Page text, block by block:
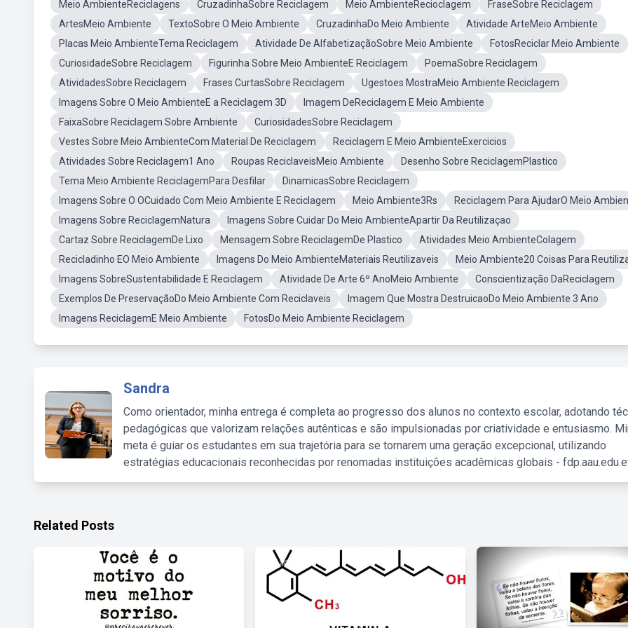
Meio AmbienteReciclagens
CruzadinhaSobre Reciclagem Meio AmbienteRecioclagem
FraseSobre Reciclagem
ArtesMeio Ambiente
TextoSobre O Meio Ambiente CruzadinhaDo Meio Ambiente
Atividade ArteMeio Ambiente
Placas Meio AmbienteTema Reciclagem
Atividade De AlfabetizaçãoSobre Meio Ambiente
FotosReciclar Meio Ambiente
CuriosidadeSobre Reciclagem
Figurinha Sobre Meio AmbienteE Reciclagem
PoemaSobre Reciclagem
AtividadesSobre Reciclagem
Frases CurtasSobre Reciclagem
Ugestoes MostraMeio Ambiente Reciclagem
Imagens Sobre O Meio AmbienteE a Reciclagem 3D
Imagem DeReciclagem E Meio Ambiente
FaixaSobre Reciclagem Sobre Ambiente
CuriosidadesSobre Reciclagem
Vestes Sobre Meio AmbienteCom Material De Reciclagem
Reciclagem E Meio AmbienteExercicios
Atividades Sobre Reciclagem1 Ano
Roupas ReciclaveisMeio Ambiente
Desenho Sobre ReciclagemPlastico
Tema Meio Ambiente ReciclagemPara Desfilar
DinamicasSobre Reciclagem
Imagens Sobre O OCuidado Com Meio Ambiente E Reciclagem
Meio Ambiente3Rs
Reciclagem Para AjudarO Meio
Imagens Sobre ReciclagemNatura
Imagens Sobre Cuidar Do Meio AmbienteApartir Da Reutilizaçao
Cartaz Sobre ReciclagemDe Lixo
Mensagem Sobre ReciclagemDe Plastico
Atividades Meio AmbienteColagem
Recicladinho EO Meio Ambiente
Imagens Do Meio AmbienteMateriais Reutilizaveis
Meio Ambiente20 Coisas Para
Imagens SobreSustentabilidade E Reciclagem
Atividade De Arte 6º AnoMeio Ambiente
Conscientização DaReciclagem
Exemplos De PreservaçãoDo Meio Ambiente Com Reciclaveis
Imagem Que Mostra DestruicaoDo Meio Ambiente 3 Ano
Imagens ReciclagemE Meio Ambiente
FotosDo Meio Ambiente Reciclagem
Sandra
Como orientador, minha entrega é completa ao progresso dos alunos no contexto escolar, adotando
pedagógicas que valorizam relações autênticas e são impulsionadas por criatividade e entusiasmo.
meta é guiar os estudantes em sua trajetória para se tornarem uma geração excepcional, utilizando
estratégias educacionais reconhecidas por renomadas instituições acadêmicas globais -
Related Posts